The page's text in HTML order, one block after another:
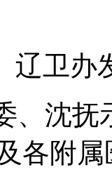
辽卫办
、沈抚
各附